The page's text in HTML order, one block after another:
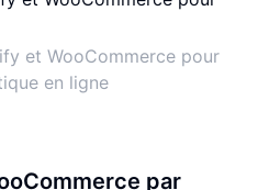
et WooCommerce pour
en ligne
par